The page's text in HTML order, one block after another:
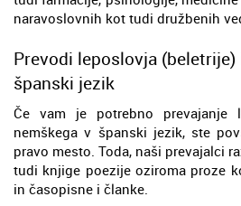
naravoslovnih kot tudi družbenih
Prevodi leposlovja (beletrije)
španski jezik
Če vam je potrebno prevajanje
nemškega v španski jezik, ste
pravo mesto. Toda, naši prevajalci
tudi knjige poezije oziroma proze
in časopisne i članke.